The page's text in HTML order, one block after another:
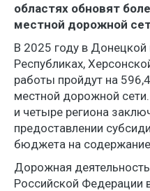
областях обновят
местной дорожной
В 2025 году в
Республиках,
работы пройдут на
местной дорожной
и четыре региона
предоставлении
бюджета на
Дорожная
Российской Федерации